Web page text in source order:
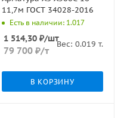
11,7м ГОСТ 34028-2016
Есть в наличии: 1.017
1 514,30₽/шт
79 700₽/т
Вес: 0.019 т.
В КОРЗИНУ